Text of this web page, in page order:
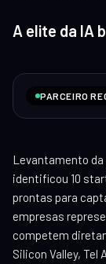
A elite da IA
PARCEIRO
Levantamento da
identificou 10
prontas para
empresas
competem
Silicon Valley, Tel